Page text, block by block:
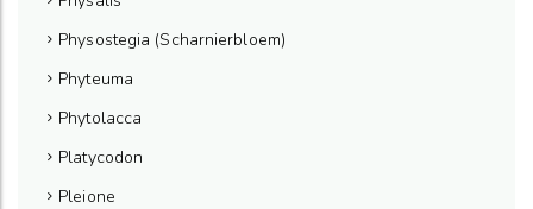
Physostegia (Scharnierbloem)
Phyteuma
Phytolacca
Platycodon
Pleione